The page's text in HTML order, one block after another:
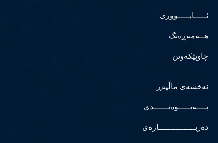
ئـــــابـــــووری
هــەمەڕەنگ
چاوپێکەوتن
نەخشەی ماڵپەڕ
پــــەیـــــوەنــــــدی
دەربـــــــــــــــارەی